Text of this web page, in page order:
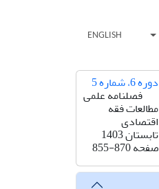
ENGLISH
دوره 6، شماره 5
فصلنامه علمی
مطالعات فقه
اقتصادی
تابستان 1403
صفحه855-870